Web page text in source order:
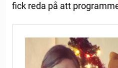
fick reda på att